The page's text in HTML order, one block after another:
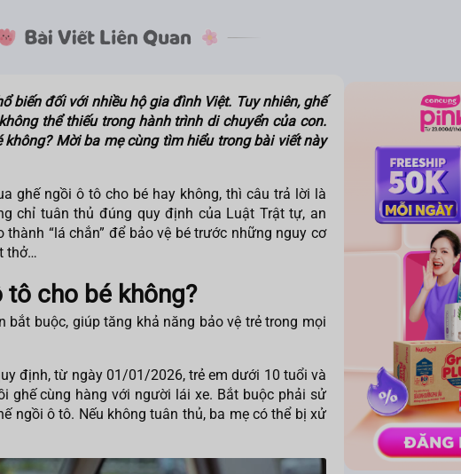
biến đối với nhiều hộ gia đình Việt. Tuy nhiên, ghế
thể thiếu trong hành trình di chuyển của con.
không? Mời ba mẹ cùng tìm hiểu trong bài viết này
ghế ngồi ô tô cho bé hay không, thì câu trả lời là
chỉ tuân thủ đúng quy định của Luật Trật tự, an
“lá chắn” để bảo vệ bé trước những nguy cơ
thở…
tô cho bé không?
bắt buộc, giúp tăng khả năng bảo vệ trẻ trong mọi
định, từ ngày 01/01/2026, trẻ em dưới 10 tuổi và
ghế cùng hàng với người lái xe. Bắt buộc phải sử
ngồi ô tô. Nếu không tuân thủ, ba mẹ có thể bị xử